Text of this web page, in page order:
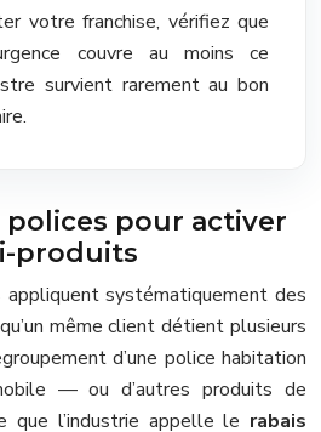
votre franchise, vérifiez que
couvre au moins ce
survient rarement au bon
polices pour activer
produits
appliquent systématiquement des
même client détient plusieurs
d’une police habitation
— ou d’autres produits de
l’industrie appelle le rabais